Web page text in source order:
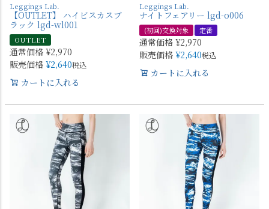
Leggings Lab.
【OUTLET】 ハイビスカスブ
ラック lgd-wl001
OUTLET
通常価格 ¥2,970
販売価格 ¥2,640税込
カートに入れる
Leggings Lab.
ナイトフェアリー lgd-o006
(初回)交換対象 定番
通常価格 ¥2,970
販売価格 ¥2,640税込
カートに入れる